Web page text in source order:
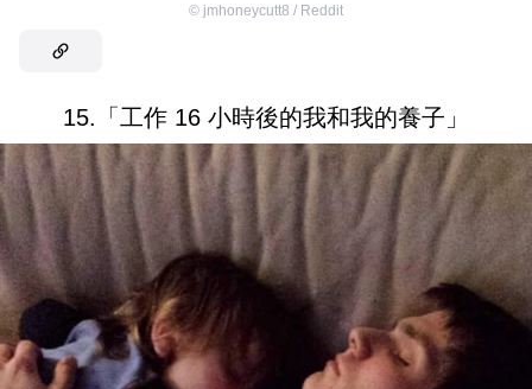
© jmhoneycutt8 / Reddit
15.「工作 16 小時後的我和我的養子」